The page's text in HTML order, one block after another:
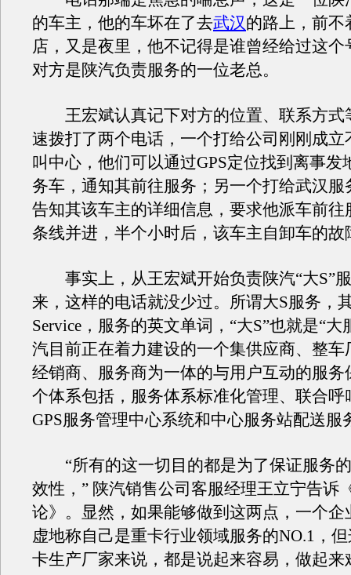
的车主，他的车坏在了去武汉的路上，前不
店，又是夜里，他不记得是谁曾经给过这个
对方是陕汽负责服务的一位老总。
王宏斌认真记下对方的位置、联系方式
速拨打了两个电话，一个打给公司刚刚成立
叫中心，他们可以通过GPS定位找到离事发
务车，通知其前往服务；另一个打给武汉服
告知其该车主的详细信息，要求他派车前往
条线并进，半个小时后，该车主自卸车的故
事实上，从王宏斌开始负责陕汽“大S”
来，这样的电话就没少过。所谓大S服务，
Service，服务的英文单词，“大S”也就是“大
汽目前正在着力建设的一个集供应商、整车
经销商、服务商为一体的与用户互动的服务
个体系包括，服务体系标准化管理、联合呼
GPS服务管理中心系统和中心服务站配送服
“所有的这一切目的都是为了保证服务
效性，” 陕汽销售公司客服经理王立宁告诉
论》。显然，如果能够做到这两点，一个企
虚地称自己是重卡行业领域服务的NO.1，
卡生产厂家来说，都是说起来容易，做起来